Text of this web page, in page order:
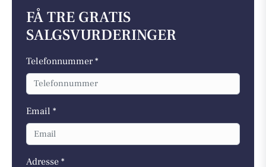
FÅ TRE GRATIS
SALGSVURDERINGER
Telefonnummer *
Email *
Adresse *